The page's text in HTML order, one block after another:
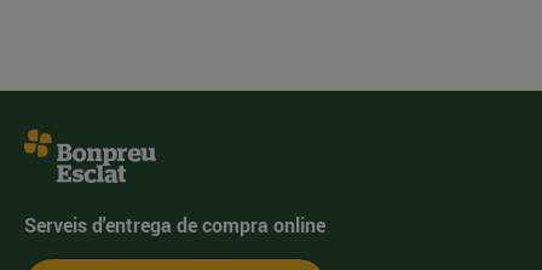
Serveis d'entrega de compra online